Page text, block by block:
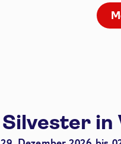
Silvester in